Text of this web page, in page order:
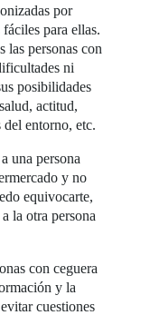
por
para ellas.
las personas con
ni
posibilidades
actitud,
del entorno, etc.
una persona
y no
equivocarte,
la otra persona
con ceguera
y la
cuestiones